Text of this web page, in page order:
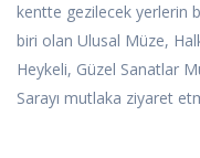
kentte gezilecek yerlerin
biri olan Ulusal Müze,
Heykeli, Güzel Sanatlar
Sarayı mutlaka ziyaret